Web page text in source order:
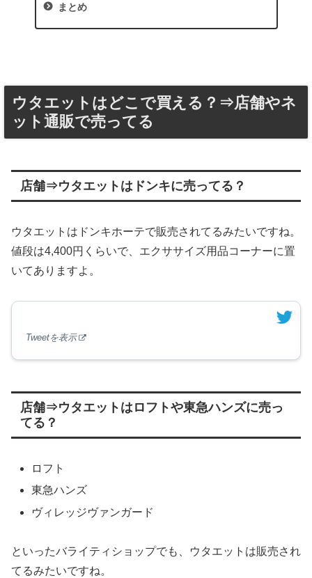
まとめ
ウタエットはどこで買える？⇒店舗やネ
ット通販で売ってる
店舗⇒ウタエットはドンキに売ってる？
ウタエットはドンキホーテで販売されてるみたいですね。
値段は4,400円くらいで、エクササイズ用品コーナーに置
いてありますよ。
Tweetを表示
店舗⇒ウタエットはロフトや東急ハンズに売っ
てる？
ロフト
東急ハンズ
ヴィレッジヴァンガード
といったバライティショップでも、ウタエットは販売され
てるみたいですね。